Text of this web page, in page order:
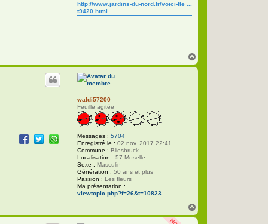
http://www.jardins-du-nord.fr/voici-fle ...
t9420.html
a
u
waldi57200
Feuille agitée
Messages : 5704
Enregistré le : 02 nov. 2017 22:41
Commune : Bliesbruck
Localisation : 57 Moselle
Sexe : Masculin
Génération : 50 ans et plus
Passion : Les fleurs
Ma présentation :
viewtopic.php?f=26&t=10823
a